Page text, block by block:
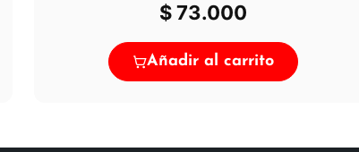
$73.000
Añadir al carrito